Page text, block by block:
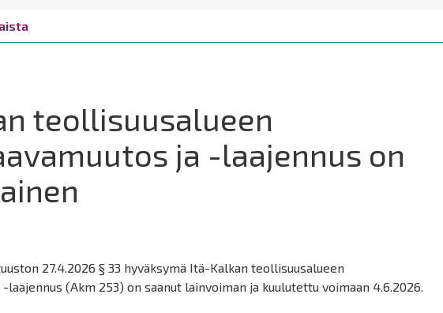
teollisuusalueen
ja -laajennus on
27.4.2026 § 33 hyväksymä Itä-Kalkan teollisuusalueen
laajennus (Akm 253) on saanut lainvoiman ja kuulutettu voimaan 4.6.2026.